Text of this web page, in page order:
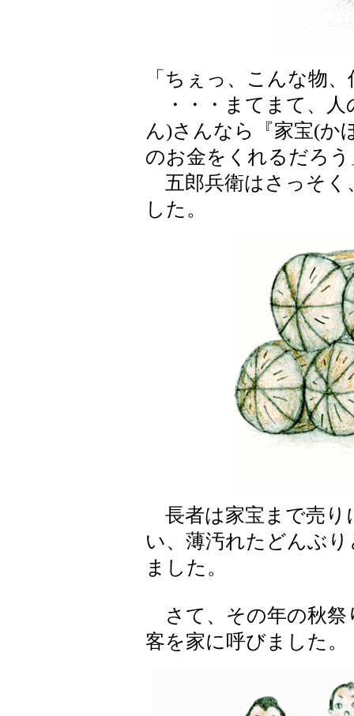
「ちぇっ、こんな物
・・・まてまて、人
ん)さんなら『家宝(か
のお金をくれるだろう
五郎兵衛はさっそく
した。
長者は家宝まで売り
い、薄汚れたどんぶ
ました。
さて、その年の秋祭
客を家に呼びました。